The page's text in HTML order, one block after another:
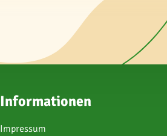
Informationen
Impressum